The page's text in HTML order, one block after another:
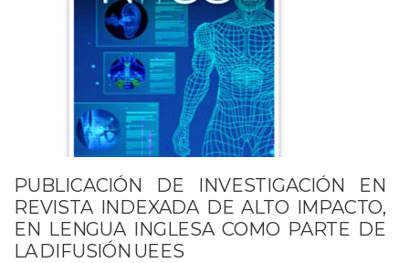
PUBLICACIÓN DE INVESTIGACIÓN EN
REVISTA INDEXADA DE ALTO IMPACTO,
EN LENGUA INGLESA COMO PARTE DE
LA DIFUSIÓN UEES